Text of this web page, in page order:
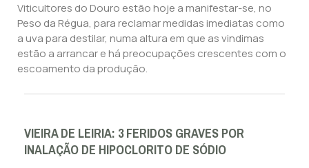
Viticultores do Douro estão hoje a manifestar-se, no
Peso da Régua, para reclamar medidas imediatas como
a uva para destilar, numa altura em que as vindimas
estão a arrancar e há preocupações crescentes com o
escoamento da produção.
VIEIRA DE LEIRIA: 3 FERIDOS GRAVES POR
INALAÇÃO DE HIPOCLORITO DE SÓDIO